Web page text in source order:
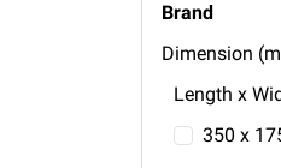
Brand
Dimension
Length x
350 x